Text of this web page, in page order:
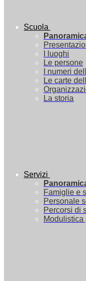
Scuola
I luoghi
Le persone
I numeri
Le carte
La storia
Servizi
Famiglie e
Personale
Percorsi di